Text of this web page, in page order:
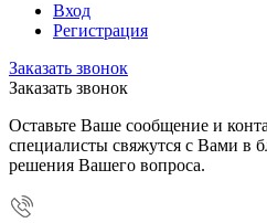
Вход
Регистрация
Заказать звонок
Заказать звонок
Оставьте Ваше сообщение и
специалисты свяжутся с Вами в
решения Вашего вопроса.